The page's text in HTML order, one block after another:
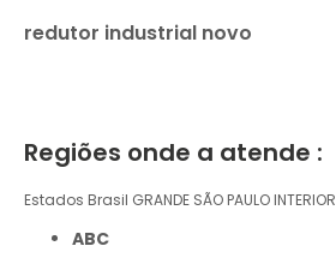
redutor industrial novo
Regiões onde a atende :
Estados Brasil GRANDE SÃO PAULO INTERIOR
ABC